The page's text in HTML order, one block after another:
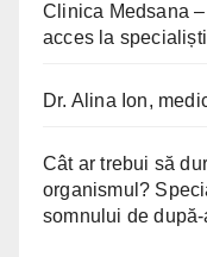
Clinica Medsana
acces la
Dr. Alina Ion,
Cât ar trebui să
organismul?
somnului de